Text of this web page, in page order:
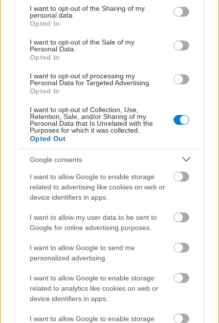
not limited to your visit or usage behaviour. You may click to
grant or deny consent to Google and its third-party tags to
use your data for below specified purposes in below Google
consent section.
I want to opt-out of the Sharing of my
personal data.
Opted In
I want to opt-out of the Sale of my
Personal Data.
Opted In
I want to opt-out of processing my
Personal Data for Targeted Advertising.
Opted In
I want to opt-out of Collection, Use,
Retention, Sale, and/or Sharing of my
Personal Data that Is Unrelated with the
Purposes for which it was collected.
Opted Out
Google consents
I want to allow Google to enable storage
related to advertising like cookies on web or
device identifiers in apps.
I want to allow my user data to be sent to
Google for online advertising purposes.
I want to allow Google to send me
personalized advertising.
I want to allow Google to enable storage
related to analytics like cookies on web or
device identifiers in apps.
I want to allow Google to enable storage
ΣΗΜΕΡΑ ΣΤΟ IATRONET.GR